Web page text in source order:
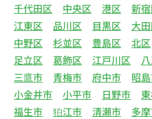
千代田区 中央区 港区 新
江東区
品川区 目黒区 大
中野区
杉並区 豊島区 北区
足立区
葛飾区 江戸川区
三鷹市
青梅市 府中市 昭
小金井市
小平市 日野市
福生市
狛江市 清瀬市 多